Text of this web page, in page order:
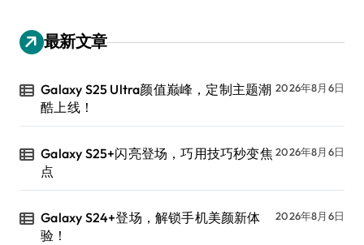
最新文章
Galaxy S25 Ultra颜值巅峰，定制主题潮
酷上线！
2026年8月6日
Galaxy S25+闪亮登场，巧用技巧秒变焦
点
2026年8月6日
Galaxy S24+登场，解锁手机美颜新体
验！
2026年8月6日